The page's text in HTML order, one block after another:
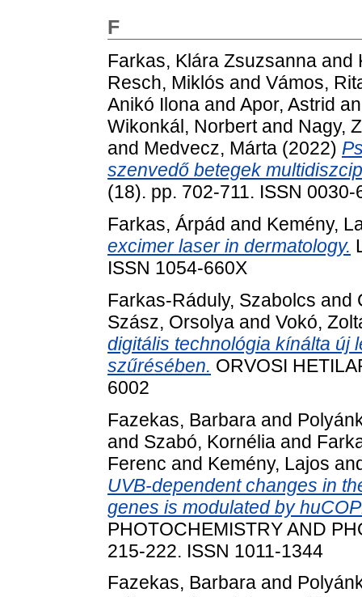
F
Farkas, Klára Zsuzsanna and
Resch, Miklós and Vámos,
Anikó Ilona and Apor, Astrid
Wikonkál, Norbertand Nagy,
and Medvecz, Márta (2022)
szenvedő betegek
(18). pp. 702-711. ISSN 0030-
Farkas, Árpád and Kemény,
excimer laser in dermatology.
ISSN 1054-660X
Farkas-Ráduly, Szabolcs and
Szász, Orsolya and Vokó,
digitális technológia kínálta új
szűrésében. ORVOSI
6002
Fazekas, Barbara and
and Szabó, Kornélia and
Ferenc and Kemény, Lajos
UVB-dependent changes in
genes is modulated by
PHOTOCHEMISTRY AND
215-222. ISSN 1011-1344
Fazekas, Barbara and